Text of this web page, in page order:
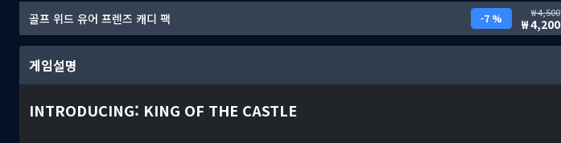
골프 위드 유어 프렌즈 캐디 팩 7 % 4,500
4,200
게임설명
INTRODUCING: KING OF THE CASTLE